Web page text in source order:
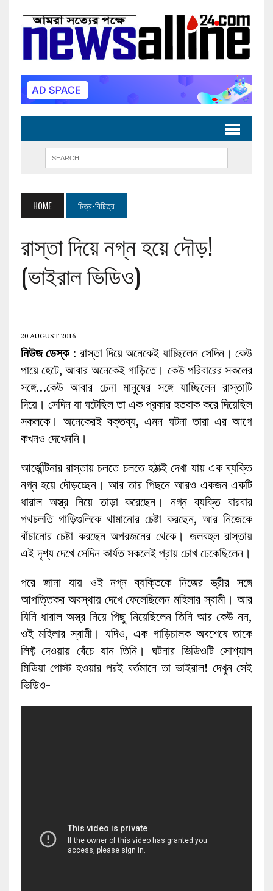
HOME চিত্র-বিচিত্র
রাস্তা দিয়ে নগ্ন হয়ে দৌড়!
(ভাইরাল ভিডিও)
20 AUGUST 2016
নিউজ ডেস্ক: রাস্তা দিয়ে অনেকেই যাচ্ছিলেন সেদিন। কেউ
পায়ে হেটে, আবার অনেকেই গাড়িতে। কেউ পরিবারের সকলের
সঙ্গে…কেউ আবার চেনা মানুষের সঙ্গে যাচ্ছিলেন রাস্তাটি
দিয়ে। সেদিন যা ঘটেছিল তা এক প্রকার হতবাক করে দিয়েছিল
সকলকে। অনেকেরই বক্তব্য, এমন ঘটনা তারা এর আগে
কখনও দেখেননি।
আর্জেন্টিনার রাস্তায় চলতে চলতে হঠাত্‍ই দেখা যায় এক ব্যক্তি
নগ্ন হয়ে দৌড়চ্ছেন। আর তার পিছনে আরও একজন একটি
ধারাল অস্ত্র নিয়ে তাড়া করেছেন। নগ্ন ব্যক্তি বারবার
পথচলতি গাড়িগুলিকে থামানোর চেষ্টা করছেন, আর নিজেকে
বাঁচানোর চেষ্টা করছেন অপরজনের থেকে। জলবহুল রাস্তায়
এই দৃশ্য দেখে সেদিন কার্যত সকলেই প্রায় চোখ ঢেকেছিলেন।
পরে জানা যায় ওই নগ্ন ব্যক্তিকে নিজের স্ত্রীর সঙ্গে
আপত্তিকর অবস্থায় দেখে ফেলেছিলেন মহিলার স্বামী। আর
যিনি ধারাল অস্ত্র নিয়ে পিছু নিয়েছিলেন তিনি আর কেউ নন,
ওই মহিলার স্বামী। যদিও, এক গাড়িচালক অবশেষে তাকে
লিফ্ট দেওয়ায় বেঁচে যান তিনি। ঘটনার ভিডিওটি সোশ্যাল
মিডিয়া পোস্ট হওয়ার পরই বর্তমানে তা ভাইরাল! দেখুন সেই
ভিডিও-